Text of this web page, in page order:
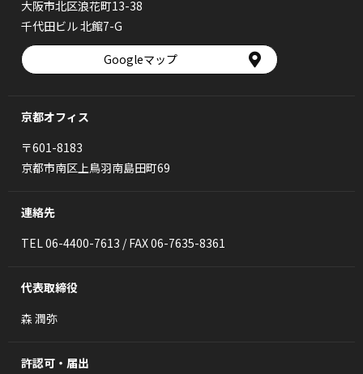
大阪市北区浪花町13-38
千代田ビル 北館7-G
Googleマップ
京都オフィス
〒601-8183
京都市南区上鳥羽南島田町69
連絡先
TEL 06-4400-7613 / FAX 06-7635-8361
代表取締役
森 潤弥
許認可・届出